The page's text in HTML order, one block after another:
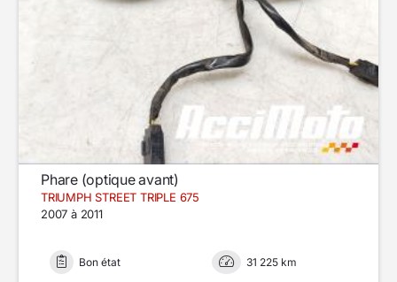
Phare (optique avant)
TRIUMPH STREET TRIPLE 675
2007 à 2011
Bon état 31 225 km